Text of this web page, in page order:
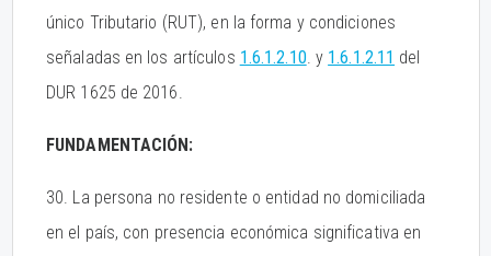
único Tributario (RUT), en la forma y condiciones
señaladas en los artículos 1.6.1.2.10. y 1.6.1.2.11 del
DUR 1625 de 2016.
FUNDAMENTACIÓN:
30. La persona no residente o entidad no domiciliada
en el país, con presencia económica significativa en